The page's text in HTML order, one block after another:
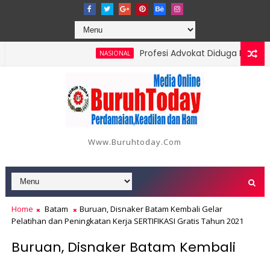
NASIONAL
Profesi Advokat Diduga Dilecehkan
18 Orang, Berikut Data dan Kronologinya
Www.buruhtoday.com
Home Batam
Buruan, Disnaker Batam Kembali Gelar
Pelatihan dan Peningkatan Kerja SERTIFIKASI Gratis Tahun 2021
Buruan, Disnaker Batam Kembali